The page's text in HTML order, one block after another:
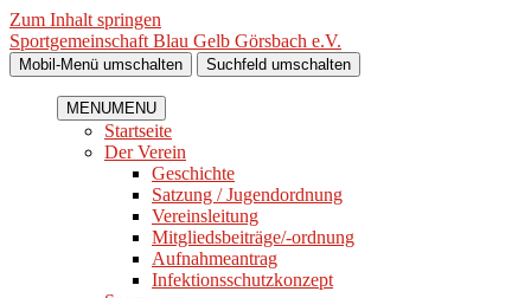
Zum Inhalt springen
Sportgemeinschaft Blau Gelb Görsbach e.V.
Mobil-Menü umschalten Suchfeld umschalten
MENUMENU
Startseite
Der Verein
Geschichte
Satzung / Jugendordnung
Vereinsleitung
Mitgliedsbeiträge/-ordnung
Aufnahmeantrag
Infektionsschutzkonzept